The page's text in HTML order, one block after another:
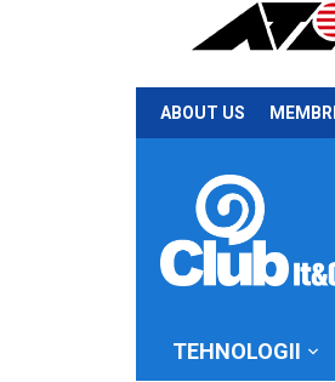
ABOUT US MEMBRI
TEHNOLOGII